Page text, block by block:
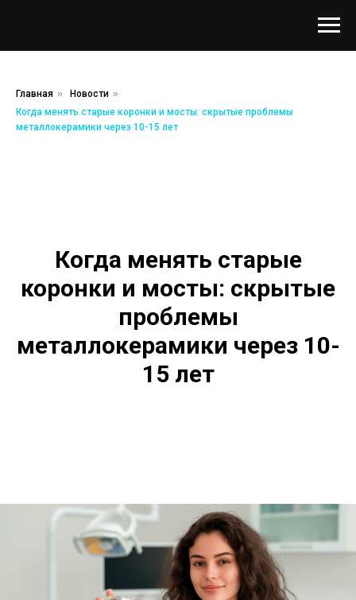
Главная » Новости »
Когда менять старые коронки и мосты: скрытые проблемы
металлокерамики через 10-15 лет
Когда менять старые
коронки и мосты: скрытые
проблемы
металлокерамики через 10-
15 лет